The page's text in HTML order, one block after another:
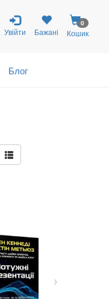
Увійти Бажані
0
Кошик
Блог